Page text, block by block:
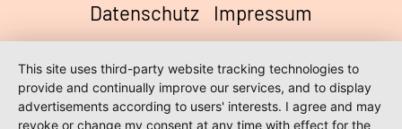
Datenschutz Impressum
This site uses third-party website tracking technologies to
provide and continually improve our services, and to display
advertisements according to users' interests. I agree and may
revoke or change my consent at any time with effect for the